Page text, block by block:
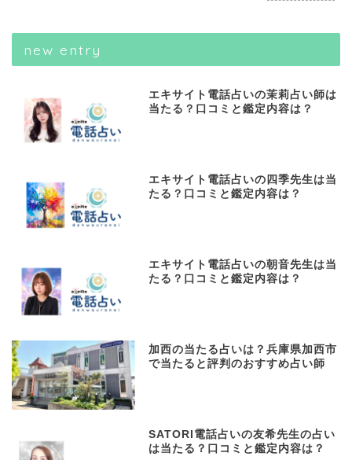
new entry
エキサイト電話占いの茉莉占い師は
当たる？口コミと鑑定内容は？
エキサイト電話占いの四季先生は当
たる？口コミと鑑定内容は？
エキサイト電話占いの朝音先生は当
たる？口コミと鑑定内容は？
加西の当たる占いは？兵庫県加西市
で当たると評判のおすすめ占い師
SATORI電話占いの友希先生の占い
は当たる？口コミと鑑定内容は？